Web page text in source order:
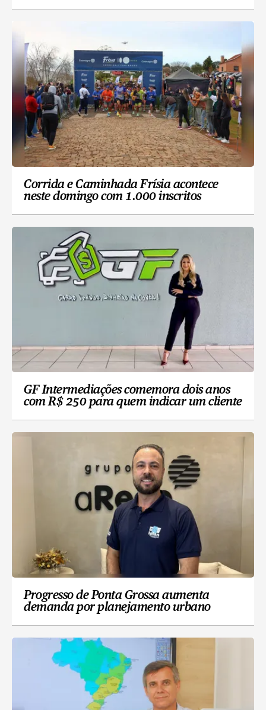
Corrida e Caminhada Frísia acontece
neste domingo com 1.000 inscritos
GF Intermediações comemora dois anos
com R$ 250 para quem indicar um cliente
Progresso de Ponta Grossa aumenta
demanda por planejamento urbano